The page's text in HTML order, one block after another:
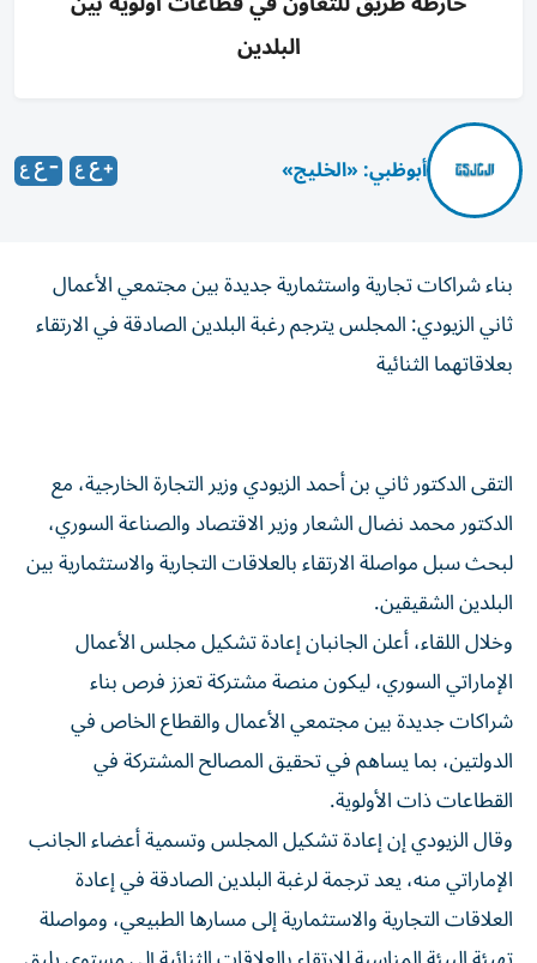
البلدين
أبوظبي: «الخليج»
بناء شراكات تجارية واستثمارية جديدة بين مجتمعي الأعمال
ثاني الزيودي: المجلس يترجم رغبة البلدين الصادقة في الارتقاء
بعلاقاتهما الثنائية
التقى الدكتور ثاني بن أحمد الزيودي وزير التجارة الخارجية، مع
الدكتور محمد نضال الشعار وزير الاقتصاد والصناعة السوري،
لبحث سبل مواصلة الارتقاء بالعلاقات التجارية والاستثمارية بين
البلدين الشقيقين.
وخلال اللقاء، أعلن الجانبان إعادة تشكيل مجلس الأعمال
الإماراتي السوري، ليكون منصة مشتركة تعزز فرص بناء
شراكات جديدة بين مجتمعي الأعمال والقطاع الخاص في
الدولتين، بما يساهم في تحقيق المصالح المشتركة في
القطاعات ذات الأولوية.
وقال الزيودي إن إعادة تشكيل المجلس وتسمية أعضاء الجانب
الإماراتي منه، يعد ترجمة لرغبة البلدين الصادقة في إعادة
العلاقات التجارية والاستثمارية إلى مسارها الطبيعي، ومواصلة